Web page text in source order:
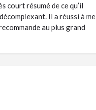
court résumé de ce qu’il
Il a réussi à me
au plus grand